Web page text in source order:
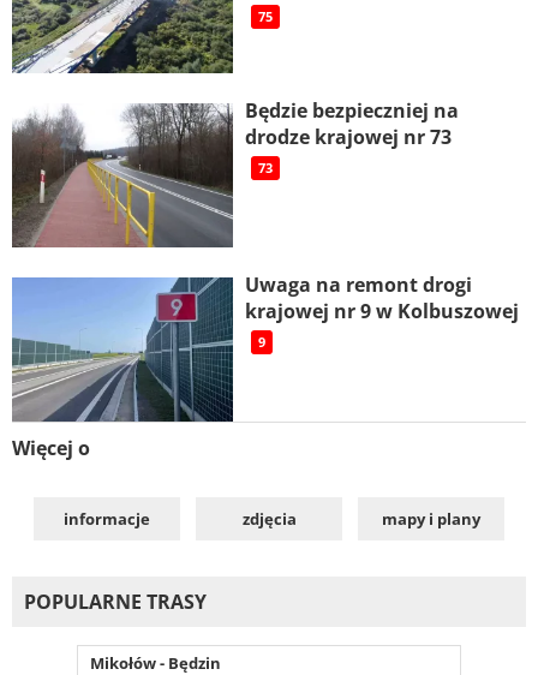
75
Będzie bezpieczniej na
drodze krajowej nr 73
73
Uwaga na remont drogi
krajowej nr 9 w Kolbuszowej
9
Więcej o
informacje zdjęcia mapy i plany
POPULARNE TRASY
Mikołów - Będzin